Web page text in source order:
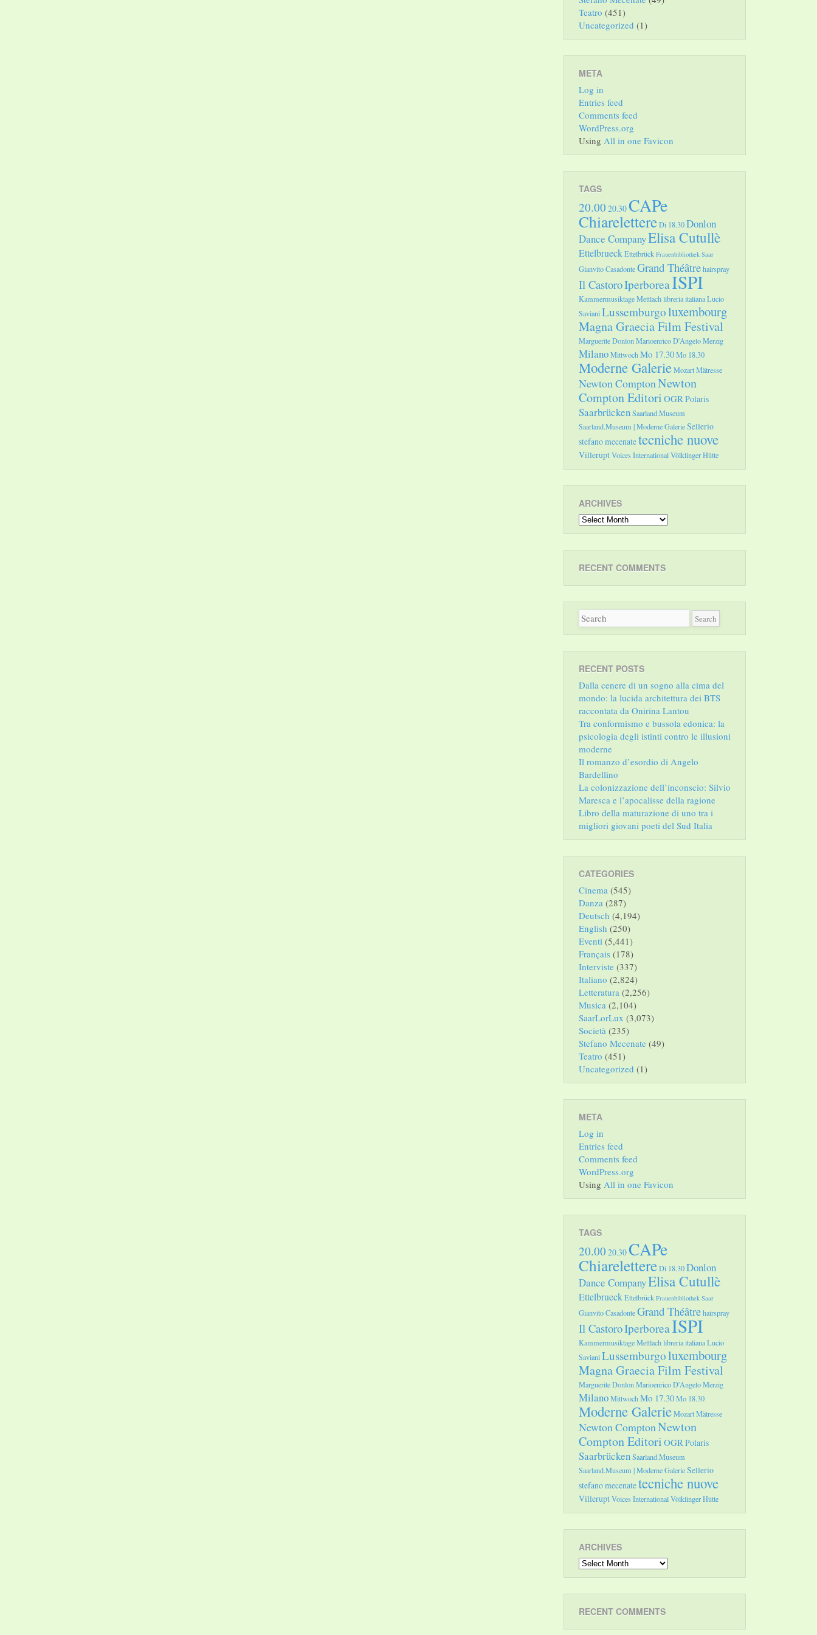
Teatro (451)
Uncategorized (1)
META
Log in
Entries feed
Comments feed
WordPress.org
Using All in one Favicon
TAGS
20.00 20.30CAPe
ChiarelettereDi 18.30Donlon
Dance CompanyElisa Cutullè
EttelbrueckEttelbrück Frauenbibliothek Saar
Gianvito CasadonteGrand Théâtrehairspray
Il CastoroIperboreaISPI
Kammermusiktage Mettlachlibreria italianaLucio
SavianiLussemburgoluxembourg
Magna Graecia Film Festival
Marguerite DonlonMarioenrico D'AngeloMerzig
MilanoMittwochMo 17.30Mo 18.30
Moderne GalerieMozartMätresse
Newton ComptonNewton
Compton Editori OGRPolaris
SaarbrückenSaarland.Museum
Saarland.Museum | Moderne GalerieSellerio
stefano mecenatetecniche nuove
VilleruptVoices InternationalVölklinger Hütte
ARCHIVES
Archives
RECENT COMMENTS
RECENT POSTS
Dalla cenere di un sogno alla cima del
mondo: la lucida architettura dei BTS
raccontata da Onirina Lantou
Tra conformismo e bussola edonica: la
psicologia degli istinti contro le illusioni
moderne
Il romanzo d’esordio di Angelo
Bardellino
La colonizzazione dell’inconscio: Silvio
Maresca e l’apocalisse della ragione
Libro della maturazione di uno tra i
migliori giovani poeti del Sud Italia
CATEGORIES
Cinema (545)
Danza (287)
Deutsch (4,194)
English (250)
Eventi (5,441)
Français (178)
Interviste (337)
Italiano (2,824)
Letteratura (2,256)
Musica (2,104)
SaarLorLux (3,073)
Società (235)
Stefano Mecenate (49)
Teatro (451)
Uncategorized (1)
META
Log in
Entries feed
Comments feed
WordPress.org
Using All in one Favicon
TAGS
20.00 20.30CAPe
ChiarelettereDi 18.30Donlon
Dance CompanyElisa Cutullè
EttelbrueckEttelbrück Frauenbibliothek Saar
Gianvito CasadonteGrand Théâtrehairspray
Il CastoroIperboreaISPI
Kammermusiktage Mettlachlibreria italianaLucio
SavianiLussemburgoluxembourg
Magna Graecia Film Festival
Marguerite DonlonMarioenrico D'AngeloMerzig
MilanoMittwochMo 17.30Mo 18.30
Moderne GalerieMozartMätresse
Newton ComptonNewton
Compton Editori OGRPolaris
SaarbrückenSaarland.Museum
Saarland.Museum | Moderne GalerieSellerio
stefano mecenatetecniche nuove
VilleruptVoices InternationalVölklinger Hütte
ARCHIVES
Archives
RECENT COMMENTS